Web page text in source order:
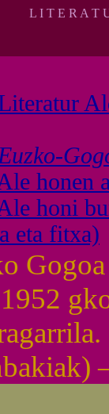
L I T E R A T
Euzko-
honen
honi
eta fitxa)
1952